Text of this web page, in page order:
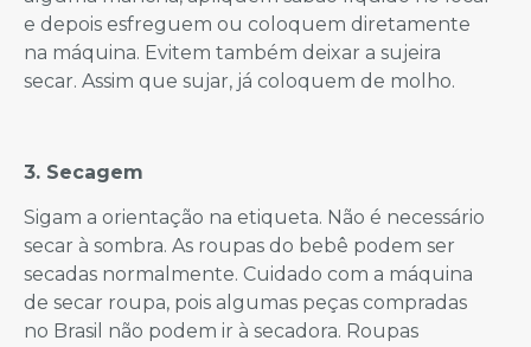
e depois esfreguem ou coloquem diretamente
na máquina. Evitem também deixar a sujeira
secar. Assim que sujar, já coloquem de molho.
3. Secagem
Sigam a orientação na etiqueta. Não é necessário
secar à sombra. As roupas do bebê podem ser
secadas normalmente. Cuidado com a máquina
de secar roupa, pois algumas peças compradas
no Brasil não podem ir à secadora. Roupas